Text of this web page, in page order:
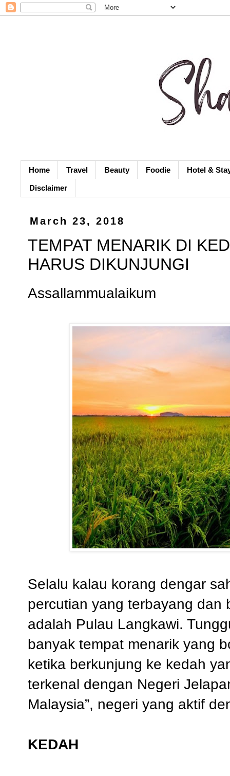
Home Travel Beauty Foodie Hotel &
Disclaimer
March 23, 2018
TEMPAT MENARIK DI
HARUS DIKUNJUNGI
Assallammualaikum
Selalu kalau korang dengar
percutian yang terbayang dan
adalah Pulau Langkawi.
banyak tempat menarik yang
ketika berkunjung ke kedah
terkenal dengan Negeri
Malaysia”, negeri yang aktif
KEDAH